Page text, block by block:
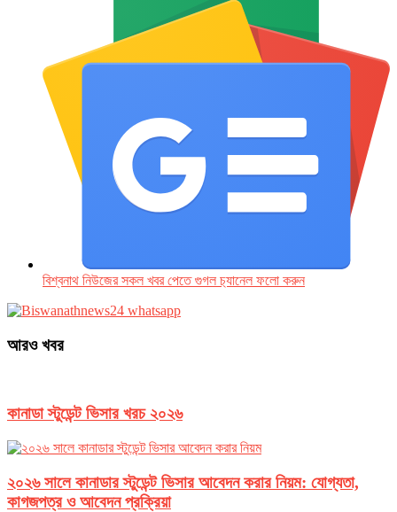
বিশ্বনাথ নিউজের সকল খবর পেতে গুগল চ‌্যানেল ফলো করুন
আরও খবর
কানাডা স্টুডেন্ট ভিসার খরচ ২০২৬
২০২৬ সালে কানাডার স্টুডেন্ট ভিসার আবেদন করার নিয়ম: যোগ্যতা,
কাগজপত্র ও আবেদন প্রক্রিয়া